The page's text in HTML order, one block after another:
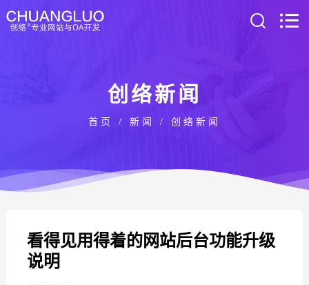
创络新闻
首页 / 新闻 / 创络新闻
看得见用得着的网站后台功能升级
说明